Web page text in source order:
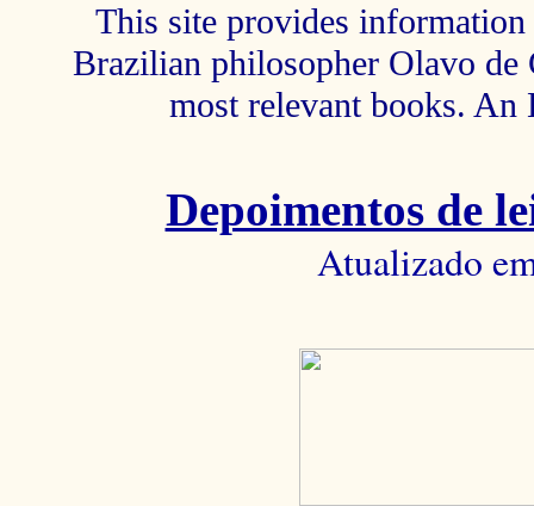
This site provides
Brazilian philosopher Olavo de
most relevant books.
Depoimentos de
Atualizado